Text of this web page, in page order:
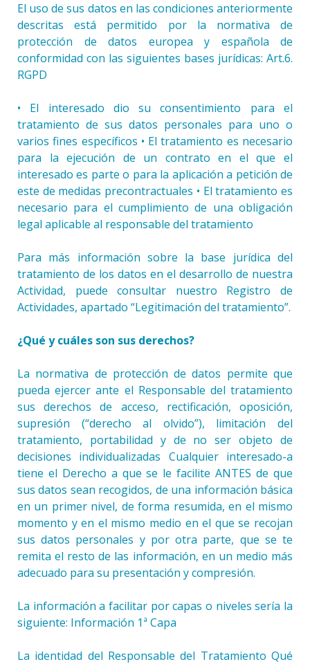
El uso de sus datos en las condiciones anteriormente
descritas está permitido por la normativa de
protección de datos europea y española de
conformidad con las siguientes bases jurídicas: Art.6.
RGPD
• El interesado dio su consentimiento para el
tratamiento de sus datos personales para uno o
varios fines específicos • El tratamiento es necesario
para la ejecución de un contrato en el que el
interesado es parte o para la aplicación a petición de
este de medidas precontractuales • El tratamiento es
necesario para el cumplimiento de una obligación
legal aplicable al responsable del tratamiento
Para más información sobre la base jurídica del
tratamiento de los datos en el desarrollo de nuestra
Actividad, puede consultar nuestro Registro de
Actividades, apartado “Legitimación del tratamiento”.
¿Qué y cuáles son sus derechos?
La normativa de protección de datos permite que
pueda ejercer ante el Responsable del tratamiento
sus derechos de acceso, rectificación, oposición,
supresión (“derecho al olvido”), limitación del
tratamiento, portabilidad y de no ser objeto de
decisiones individualizadas Cualquier interesado-a
tiene el Derecho a que se le facilite ANTES de que
sus datos sean recogidos, de una información básica
en un primer nivel, de forma resumida, en el mismo
momento y en el mismo medio en el que se recojan
sus datos personales y por otra parte, que se te
remita el resto de las información, en un medio más
adecuado para su presentación y compresión.
La información a facilitar por capas o niveles sería la
siguiente: Información 1ª Capa
La identidad del Responsable del Tratamiento Qué